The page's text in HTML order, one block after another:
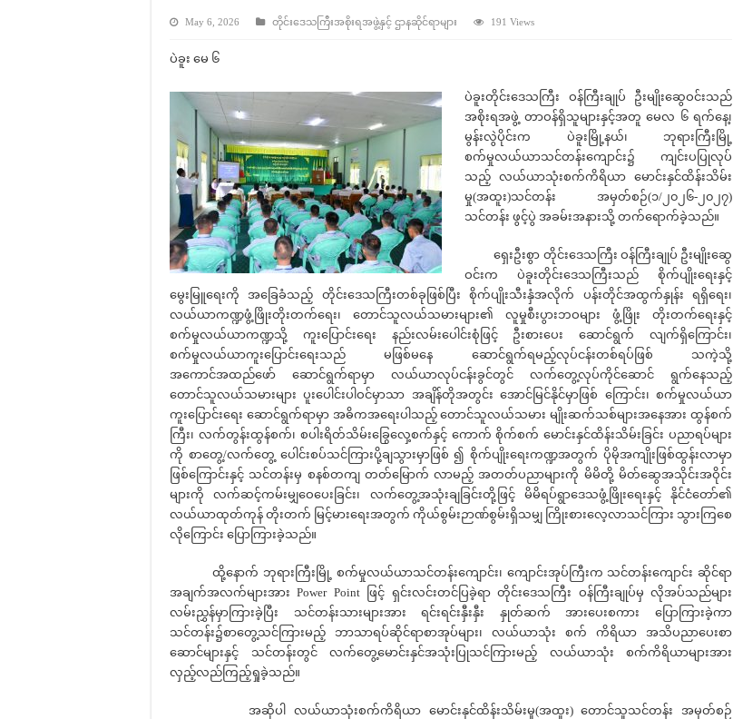
May 6, 2026 တိုင်းဒေသကြီးအစိုးရအဖွဲ့နှင့် ဌာနဆိုင်ရာများ 191 Views
ပဲခူး မေ ၆
ပဲခူးတိုင်းဒေသကြီး ဝန်ကြီးချုပ် ဦးမျိုးဆွေဝင်းသည်
အစိုးရအဖွဲ့ တာဝန်ရှိသူများနှင့်အတူ မေလ ၆ ရက်နေ့၊
မွန်းလွဲပိုင်းက ပဲခူးမြို့နယ်၊ ဘုရားကြီးမြို့
စက်မှုလယ်ယာသင်တန်းကျောင်း၌ ကျင်းပပြုလုပ်
သည့် လယ်ယာသုံးစက်ကိရိယာ မောင်းနှင်ထိန်းသိမ်း
မှု(အထူး)သင်တန်း အမှတ်စဉ်(၁/၂၀၂၆-၂၀၂၇)
သင်တန်း ဖွင့်ပွဲ အခမ်းအနားသို့ တက်ရောက်ခဲ့သည်။
ရှေးဦးစွာ တိုင်းဒေသကြီး ဝန်ကြီးချုပ် ဦးမျိုးဆွေ
ဝင်းက ပဲခူးတိုင်းဒေသကြီးသည် စိုက်ပျိုးရေးနှင့်
မွေးမြူရေးကို အခြေခံသည့် တိုင်းဒေသကြီးတစ်ခုဖြစ်ပြီး စိုက်ပျိုးသီးနှံအလိုက် ပန်းတိုင်အထွက်နှုန်း ရရှိရေး၊
လယ်ယာကဏ္ဍဖွံ့ဖြိုးတိုးတက်ရေး၊ တောင်သူလယ်သမားများ၏ လူမှုစီးပွားဘဝများ ဖွံ့ဖြိုး တိုးတက်ရေးနှင့်
စက်မှုလယ်ယာကဏ္ဍသို့ ကူးပြောင်းရေး နည်းလမ်းပေါင်းစုံဖြင့် ဦးစားပေး ဆောင်ရွက် လျက်ရှိကြောင်း၊
စက်မှုလယ်ယာကူးပြောင်းရေးသည် မဖြစ်မနေ ဆောင်ရွက်ရမည့်လုပ်ငန်းတစ်ရပ်ဖြစ် သကဲ့သို့
အကောင်အထည်ဖော် ဆောင်ရွက်ရာမှာ လယ်ယာလုပ်ငန်းခွင်တွင် လက်တွေ့လုပ်ကိုင်ဆောင် ရွက်နေသည့်
တောင်သူလယ်သမားများ ပူးပေါင်းပါဝင်မှာသာ အချိန်တိုအတွင်း အောင်မြင်နိုင်မှာဖြစ် ကြောင်း၊ စက်မှုလယ်ယာ
ကူးပြောင်းရေး ဆောင်ရွက်ရာမှာ အဓိကအရေးပါသည့် တောင်သူလယ်သမား မျိုးဆက်သစ်များအနေအား ထွန်စက်
ကြီး၊ လက်တွန်းထွန်စက်၊ စပါးရိတ်သိမ်းခြွေလှေ့စက်နှင့် ကောက် စိုက်စက် မောင်းနှင်ထိန်းသိမ်းခြင်း ပညာရပ်များ
ကို စာတွေ့/လက်တွေ့ ပေါင်းစပ်သင်ကြားပို့ချသွားမှာဖြစ် ၍ စိုက်ပျိုးရေးကဏ္ဍအတွက် ပိုမိုအကျိုးဖြစ်ထွန်းလာမှာ
ဖြစ်ကြောင်းနှင့် သင်တန်းမှ စနစ်တကျ တတ်မြောက် လာမည့် အတတ်ပညာများကို မိမိတို့ မိတ်ဆွေအသိုင်းအဝိုင်း
များကို လက်ဆင့်ကမ်းမျှဝေပေးခြင်း၊ လက်တွေ့အသုံးချခြင်းတို့ဖြင့် မိမိရပ်ရွာဒေသဖွံ့ဖြိုးရေးနှင့် နိုင်ငံတော်၏
လယ်ယာထုတ်ကုန် တိုးတက် မြင့်မားရေးအတွက် ကိုယ်စွမ်းဉာဏ်စွမ်းရှိသမျှ ကြိုးစားလေ့လာသင်ကြား သွားကြစေ
လိုကြောင်း ပြောကြားခဲ့သည်။
ထို့နောက် ဘုရားကြီးမြို့ စက်မှုလယ်ယာသင်တန်းကျောင်း၊ ကျောင်းအုပ်ကြီးက သင်တန်းကျောင်း ဆိုင်ရာ
အချက်အလက်များအား Power Point ဖြင့် ရှင်းလင်းတင်ပြခဲ့ရာ တိုင်းဒေသကြီး ဝန်ကြီးချုပ်မှ လိုအပ်သည်များ
လမ်းညွှန်မှာကြားခဲ့ပြီး သင်တန်းသားများအား ရင်းရင်းနှီးနှီး နှုတ်ဆက် အားပေးစကား ပြောကြားခဲ့ကာ
သင်တန်း၌စာတွေ့သင်ကြားမည့် ဘာသာရပ်ဆိုင်ရာစာအုပ်များ၊ လယ်ယာသုံး စက် ကိရိယာ အသိပညာပေးစာ
ဆောင်များနှင့် သင်တန်းတွင် လက်တွေ့မောင်းနှင်အသုံးပြုသင်ကြားမည့် လယ်ယာသုံး စက်ကိရိယာများအား
လှည့်လည်ကြည့်ရှုခဲ့သည်။
အဆိုပါ လယ်ယာသုံးစက်ကိရိယာ မောင်းနှင်ထိန်းသိမ်းမှု(အထူး) တောင်သူသင်တန်း အမှတ်စဉ်